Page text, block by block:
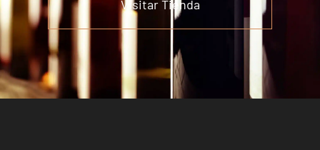
Visitar Tienda